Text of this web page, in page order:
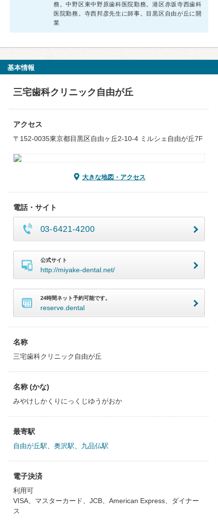
務。中野区東中野原歯科医院勤務。港区赤坂寺西歯科
医院勤務。寺西邦彦先生に師事。目黒区自由が丘に開
業
基本情報
三宅歯科クリニック自由が丘
アクセス
〒152-0035東京都目黒区自由ヶ丘2-10-4 ミルシェ自由が丘7F
大きな地図・アクセス
電話・サイト
03-6421-4200
公式サイト
http://miyake-dental.net/
24時間ネット予約可能です。
reserve.dental
名称
三宅歯科クリニック自由が丘
名称 (かな)
みやけしかくりにっくじゆうがおか
最寄駅
自由が丘駅 奥沢駅 九品仏駅
電子決済
利用可
VISA、マスターカード、JCB、American Express、ダイナー
ス